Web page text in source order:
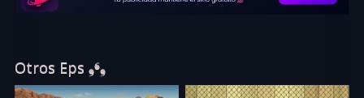
sociales.
Otros Eps ❟❛❟